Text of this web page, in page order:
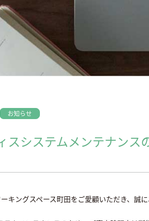
お知らせ
スシステムメンテナンス
キングスペース町田をご愛顧いただき、誠に